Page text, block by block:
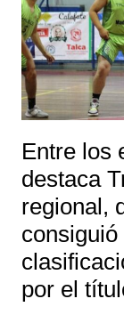
Entre los
destaca
regional,
por el